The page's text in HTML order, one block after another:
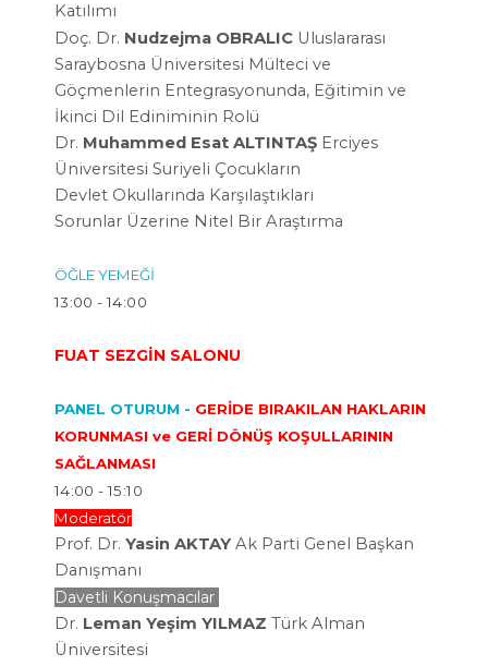
Katılımı
Doç. Dr. Nudzejma OBRALIC Uluslararası
Saraybosna Üniversitesi Mülteci ve
Göçmenlerin Entegrasyonunda, Eğitimin ve
İkinci Dil Ediniminin Rolü
Dr. Muhammed Esat ALTINTAŞ Erciyes
Üniversitesi Suriyeli Çocukların
Devlet Okullarında Karşılaştıkları
Sorunlar Üzerine Nitel Bir Araştırma
ÖĞLE YEMEĞİ
13:00 - 14:00
FUAT SEZGİN SALONU
PANEL OTURUM - GERİDE BIRAKILAN HAKLARIN
KORUNMASI ve GERİ DÖNÜŞ KOŞULLARININ
SAĞLANMASI
14:00 - 15:10
Moderatör
Prof. Dr. Yasin AKTAYAk Parti Genel Başkan
Danışmanı
Davetli Konuşmacılar
Dr. Leman Yeşim YILMAZ Türk Alman
Üniversitesi